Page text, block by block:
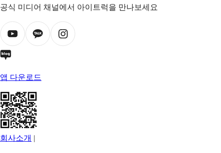
공식 미디어 채널에서 아이트럭을 만나보세요
앱 다운로드
회사소개 |